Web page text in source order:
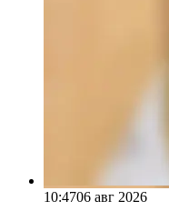
10:4706 авг 2026